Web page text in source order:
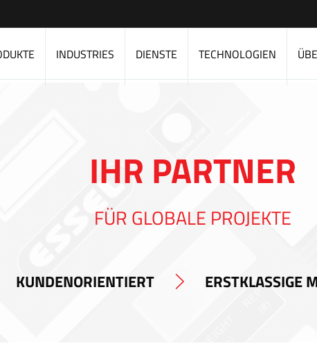
INDUSTRIES DIENSTE TECHNOLOGIEN
IHR PARTNER
FÜR GLOBALE PROJEKTE
KUNDENORIENTIERT ERSTKLASSIGE